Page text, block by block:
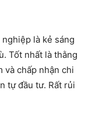
là kẻ sáng
Tốt nhất là thằng
và chấp nhận chi
tự đầu tư. Rất rủi